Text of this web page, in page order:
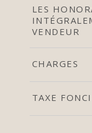
LES
VENDEUR
CHARGES
TAXE